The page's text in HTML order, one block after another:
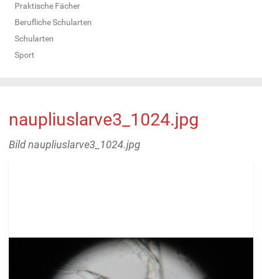
Praktische Fächer
Berufliche Schularten
Schularten
Sport
naupliuslarve3_1024.jpg
Bild naupliuslarve3_1024.jpg